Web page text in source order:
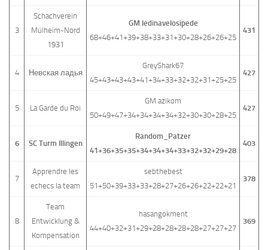
3
Schachverein
Mülheim-Nord
1931
GM ledinavelosipede
68+46+41+39+38+33+31+30+28+26+26+25
431
4 Невская ладья
GreyShark67
45+43+43+43+41+34+33+32+32+31+25+25
427
5 La Garde du Roi
GM azikom
50+49+47+34+34+34+34+32+30+30+28+25
427
6 SC Turm Illingen
Random_Patzer
41+36+35+35+34+34+34+33+32+32+29+28
403
7
Apprendre les
echecs la team
sebthebest
51+50+39+33+33+28+27+26+26+22+22+21
378
8
Team
Entwicklung &
Kompensation
hasangokment
44+40+32+31+29+28+28+28+28+27+27+27
369